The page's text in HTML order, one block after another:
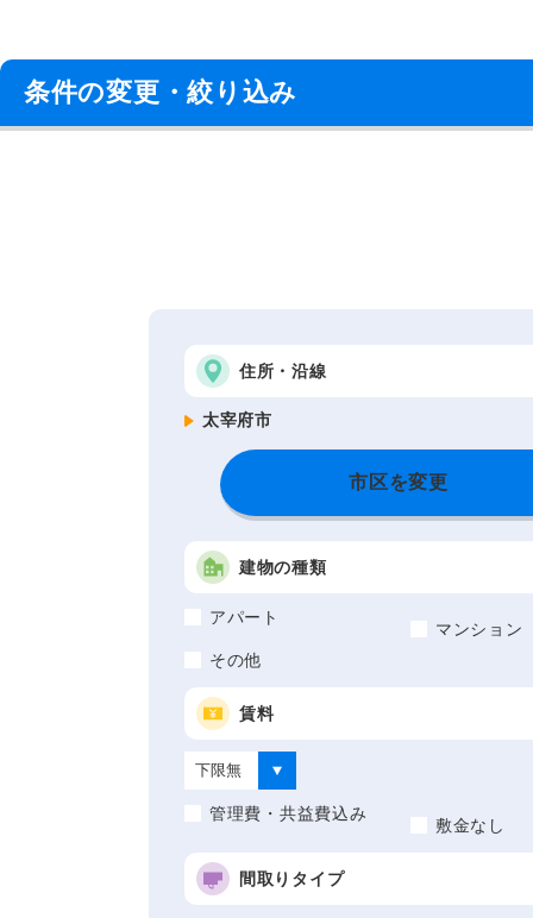
条件の変更・絞り込み
住所・沿線
太宰府市
市区を変更
建物の種類
アパート
マンション
その他
賃料
管理費・共益費込み
敷金なし
間取りタイプ